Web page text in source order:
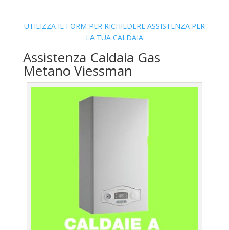
UTILIZZA IL FORM PER RICHIEDERE ASSISTENZA PER
LA TUA CALDAIA
Assistenza Caldaia Gas
Metano Viessman